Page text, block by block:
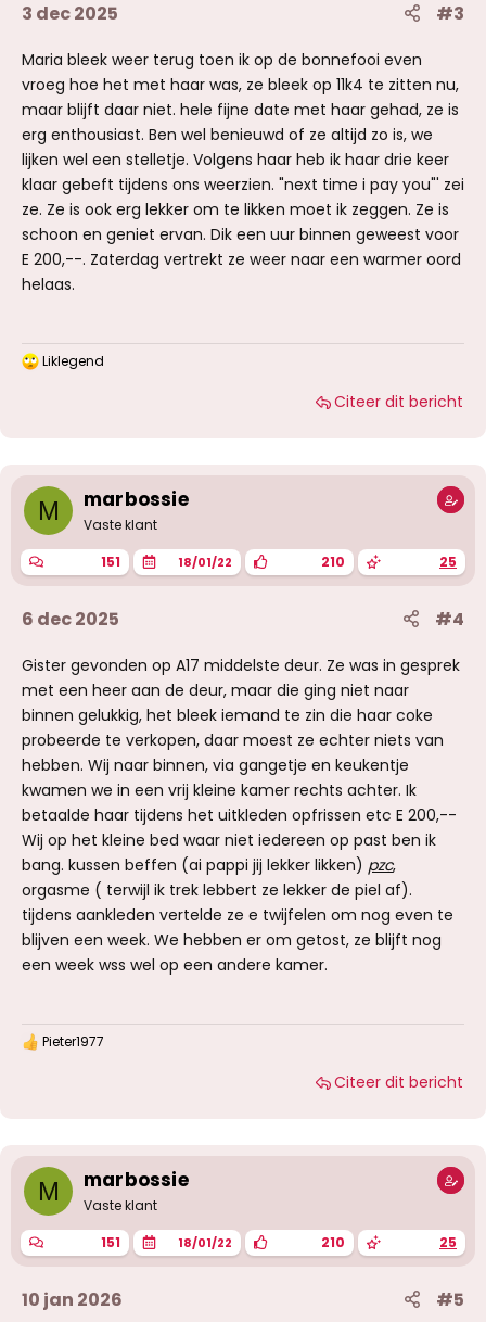
3 dec 2025 #3
Maria bleek weer terug toen ik op de bonnefooi even
vroeg hoe het met haar was, ze bleek op 11k4 te zitten nu,
maar blijft daar niet. hele fijne date met haar gehad, ze is
erg enthousiast. Ben wel benieuwd of ze altijd zo is, we
lijken wel een stelletje. Volgens haar heb ik haar drie keer
klaar gebeft tijdens ons weerzien. "next time i pay you"' zei
ze. Ze is ook erg lekker om te likken moet ik zeggen. Ze is
schoon en geniet ervan. Dik een uur binnen geweest voor
E 200,--. Zaterdag vertrekt ze weer naar een warmer oord
helaas.
W
n
g
n
:
Liklegend
Citeer dit bericht
M marbossie
Vaste klant
151 18/01/22 210 25
6 dec 2025 #4
Gister gevonden op A17 middelste deur. Ze was in gesprek
met een heer aan de deur, maar die ging niet naar
binnen gelukkig, het bleek iemand te zin die haar coke
probeerde te verkopen, daar moest ze echter niets van
hebben. Wij naar binnen, via gangetje en keukentje
kwamen we in een vrij kleine kamer rechts achter. Ik
betaalde haar tijdens het uitkleden opfrissen etc E 200,--
Wij op het kleine bed waar niet iedereen op past ben ik
bang. kussen beffen (ai pappi jij lekker likken) pzc,
orgasme ( terwijl ik trek lebbert ze lekker de piel af).
tijdens aankleden vertelde ze e twijfelen om nog even te
blijven een week. We hebben er om getost, ze blijft nog
een week wss wel op een andere kamer.
W
n
g
n
:
Pieter1977
Citeer dit bericht
M marbossie
Vaste klant
151 18/01/22 210 25
10 jan 2026 #5